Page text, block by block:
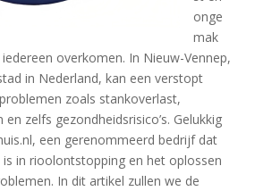
onge
mak
overkomen. In Nieuw-Vennep,
in Nederland, kan een verstopt
zoals stankoverlast,
zelfs gezondheidsrisico’s. Gelukkig
een gerenommeerd bedrijf dat
is in rioolontstopping en het oplossen
In dit artikel zullen we de